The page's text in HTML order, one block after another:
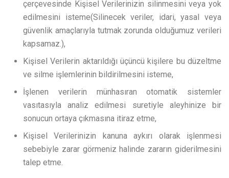
çerçevesinde Kişisel Verilerinizin silinmesini veya yok
edilmesini isteme(Silinecek veriler, idari, yasal veya
güvenlik amaçlarıyla tutmak zorunda olduğumuz verileri
kapsamaz.),
Kişisel Verilerin aktarıldığı üçüncü kişilere bu düzeltme
ve silme işlemlerinin bildirilmesini isteme,
İşlenen verilerin münhasıran otomatik sistemler
vasıtasıyla analiz edilmesi suretiyle aleyhinize bir
sonucun ortaya çıkmasına itiraz etme,
Kişisel Verilerinizin kanuna aykırı olarak işlenmesi
sebebiyle zarar görmeniz halinde zararın giderilmesini
talep etme.